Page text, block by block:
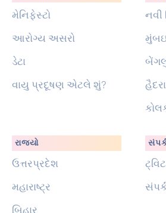
મેનિફેસ્ટો
આરોગ્ય અસરો
ડેટા
વાયુ પ્રદૂષણ એટલે શું?
નવી
રાજ્યો
ઉત્તરપ્રદેશ
મહારાષ્ટ્ર
બિહાર